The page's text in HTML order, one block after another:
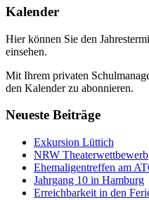
Kalender
Hier können Sie den
einsehen.
Mit Ihrem privaten
den Kalender zu abonnieren.
Neueste Beiträge
Exkursion Lüttich
NRW Theaterwettbewerb
Ehemaligentreffen am
Jahrgang 10 in Hamburg
Erreichbarkeit in den